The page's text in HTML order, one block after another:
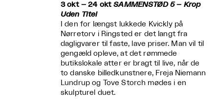
3 okt – 24 oktSAMMENSTØD 5– Krop
Uden Titel
I den for længst lukkede Kvickly på
Nørretorv i Ringsted er det langt fra
dagligvarer til faste, lave priser. Man vil til
gengæld opleve, at det rømmede
butikslokale atter er bragt til live, når de
to danske billedkunstnere, Freja Niemann
Lundrup og Tove Storch mødes i en
skulpturel duet.